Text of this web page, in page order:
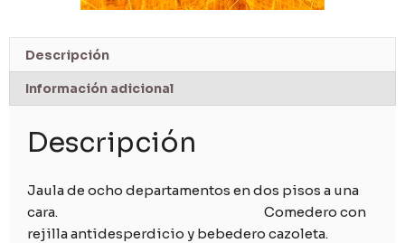
Descripción
Información adicional
Descripción
Jaula de ocho departamentos en dos pisos a una
cara. Comedero con
rejilla antidesperdicio y bebedero cazoleta.